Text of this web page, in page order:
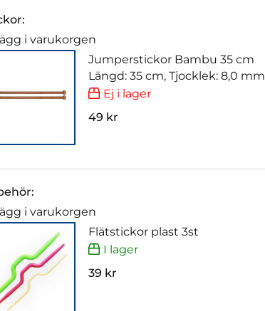
i varukorgen
Jumperstickor Bambu 35 cm
Längd: 35 cm, Tjocklek: 8,0 mm
Ej i lager
49 kr
i varukorgen
Flätstickor plast 3st
I lager
39 kr